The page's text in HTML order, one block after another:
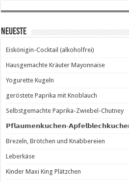
Neueste
Eiskönigin-Cocktail (alkoholfrei)
Hausgemachte Kräuter Mayonnaise
Yogurette Kugeln
geröstete Paprika mit Knoblauch
Selbstgemachte Paprika-Zwiebel-Chutney
𝗣𝗳𝗹𝗮𝘂𝗺𝗲𝗻𝗸𝘂𝗰𝗵𝗲𝗻-
Brezeln, Brötchen und Knabbereien
Leberkäse
Kinder Maxi King Plätzchen